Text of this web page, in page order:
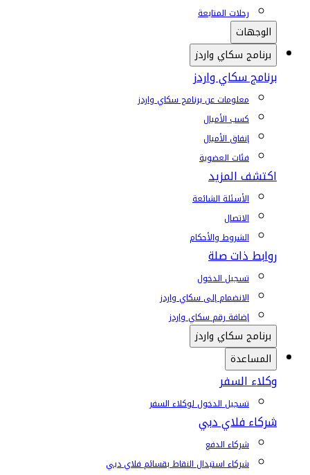
رحلات المتابعة
الوجهات
برنامج سكاي واردز
برنامج سكاي واردز
معلومات عن برنامج سكاي واردز
كسب الأميال
إنفاق الأميال
فئات العضوية
اكتشف المزيد
الأسئلة الشائعة
الاتصال
الشروط والأحكام
روابط ذات صلة
تسجيل الدخول
الانضمام إلى سكاي واردز
إضافة رقم سكاي واردز
برنامج سكاي واردز
المساعدة
وكلاء السفر
تسجيل الدخول لوكلاء السفر
شركاء فلاي دبي
شركاء الدفع
شركاء استبدال النقاط بقسائم فلاي دبي